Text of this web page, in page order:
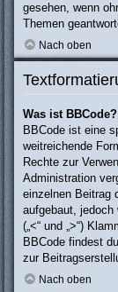
gesehen, wenn
Themen
Nach oben
Was ist BBCode?
BBCode ist eine
weitreichende
Rechte zur
Administration
einzelnen Beitrag
aufgebaut, jedoch
(„<“ und „>“)
BBCode findest
zur
Nach oben